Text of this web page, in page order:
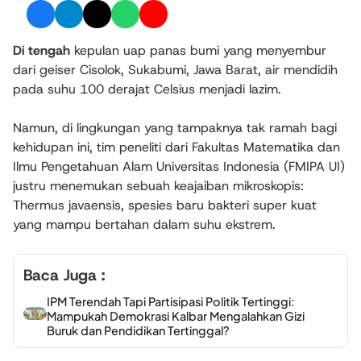
Di tengah kepulan uap panas bumi yang menyembur
dari geiser Cisolok, Sukabumi, Jawa Barat, air mendidih
pada suhu 100 derajat Celsius menjadi lazim.
Namun, di lingkungan yang tampaknya tak ramah bagi
kehidupan ini, tim peneliti dari Fakultas Matematika dan
Ilmu Pengetahuan Alam Universitas Indonesia (FMIPA UI)
justru menemukan sebuah keajaiban mikroskopis:
Thermus javaensis, spesies baru bakteri super kuat
yang mampu bertahan dalam suhu ekstrem.
Baca Juga :
IPM Terendah Tapi Partisipasi Politik Tertinggi:
Mampukah Demokrasi Kalbar Mengalahkan Gizi
Buruk dan Pendidikan Tertinggal?